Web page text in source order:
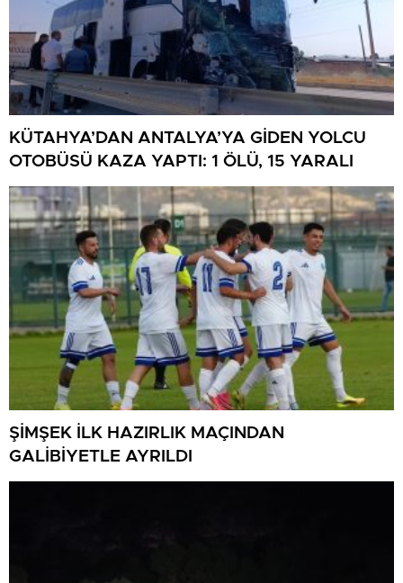
KÜTAHYA’DAN ANTALYA’YA GİDEN YOLCU
OTOBÜSÜ KAZA YAPTI: 1 ÖLÜ, 15 YARALI
ŞİMŞEK İLK HAZIRLIK MAÇINDAN
GALİBİYETLE AYRILDI